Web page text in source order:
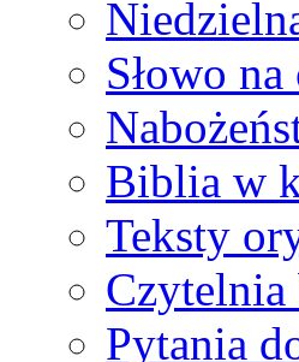
Słowo
Biblia w
Teksty
Pytania